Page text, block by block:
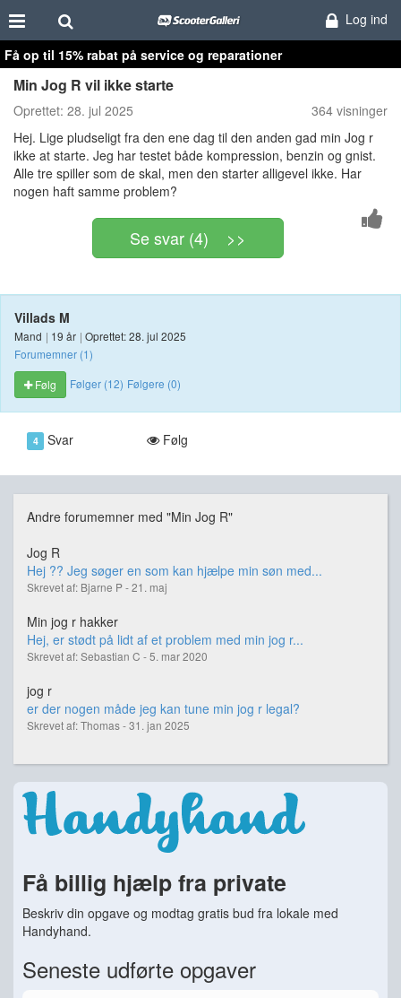
Log ind
Få op til 15% rabat på service og reparationer
Min Jog R vil ikke starte
Oprettet: 28. jul 2025
364 visninger
Hej. Lige pludseligt fra den ene dag til den anden gad min Jog r
ikke at starte. Jeg har testet både kompression, benzin og gnist.
Alle tre spiller som de skal, men den starter alligevel ikke. Har
nogen haft samme problem?
Se svar (4) >>
Villads M
Mand | 19 år | Oprettet: 28. jul 2025
Forumemner (1)
Følg
Følger (12) Følgere (0)
4 Svar Følg
Andre forumemner med "Min Jog R"
Jog R
Hej ?? Jeg søger en som kan hjælpe min søn med...
Skrevet af: Bjarne P - 21. maj
Min jog r hakker
Hej, er stødt på lidt af et problem med min jog r...
Skrevet af: Sebastian C - 5. mar 2020
jog r
er der nogen måde jeg kan tune min jog r legal?
Skrevet af: Thomas - 31. jan 2025
Få billig hjælp fra private
Beskriv din opgave og modtag gratis bud fra lokale med
Handyhand.
Seneste udførte opgaver